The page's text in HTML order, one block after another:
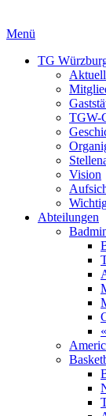
Menü
TG
TGW-
Vision
Abteilungen